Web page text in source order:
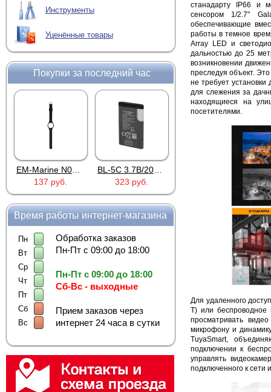
Инструменты
Уценённые товары
Покупки за последний час
323 руб.
6 137 руб.
HOCO S28 Dawn White
Время работы интернет-магазина
Пн
Вт
Ср
Чт
Пт
Сб
Вс
Обработка заказов
Пн-Пт с 09:00 до 18:00
Пн-Пт с 09:00 до 18:00
Сб-Вс - выходные
Прием заказов через
интернет 24 часа в сутки
станадарту
IP66 и
сенсором 1/2.7"
обеспечивающие
работы в темное
Array LED и
дальностью до 25
возникновении
преследуя объект.
не требует
для слежения за
находящиеся на
посетителями.
Для удаленного
T) или
просматривать
микрофону и
TuyaSmart,
подключении к
управлять
подключенного к